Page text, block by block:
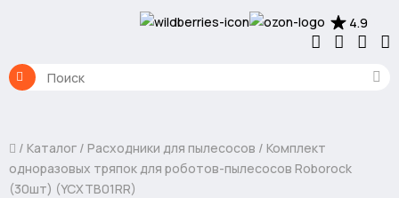
4.9
Каталог Расходники для пылесосов
Комплект
одноразовых тряпок для роботов-пылесосов Roborock
(30шт) (YCXTB01RR)